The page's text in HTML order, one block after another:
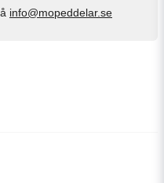
info@mopeddelar.se